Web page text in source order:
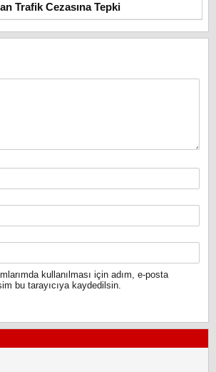
Trafik Cezasına Tepki
kullanılması için adım, e-posta
bu tarayıcıya kaydedilsin.